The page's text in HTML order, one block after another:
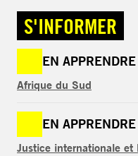
S'INFORMER
EN
Afrique du Sud
EN
Justice internationale